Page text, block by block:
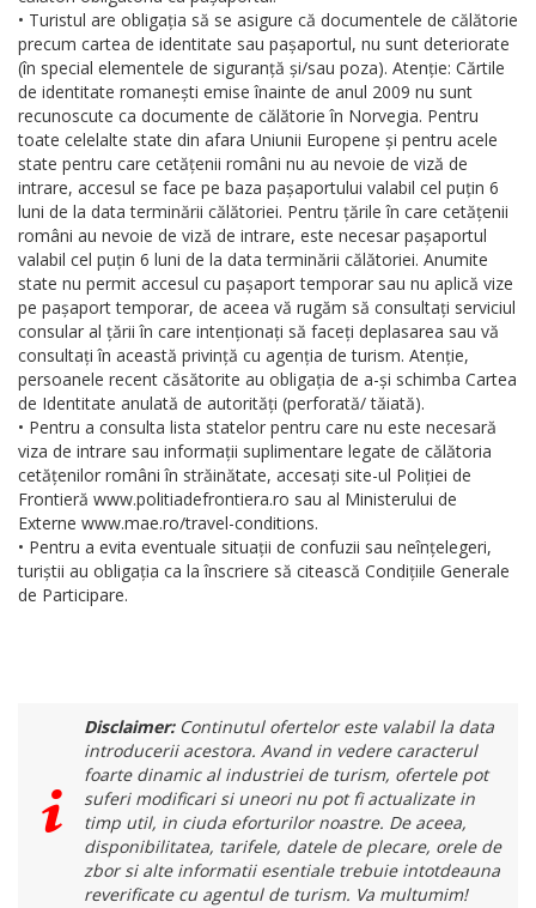
• Turistul are obligația să se asigure că documentele de călătorie
precum cartea de identitate sau pașaportul, nu sunt deteriorate
(în special elementele de siguranță și/sau poza). Atenție: Cărtile
de identitate romanești emise înainte de anul 2009 nu sunt
recunoscute ca documente de călătorie în Norvegia. Pentru
toate celelalte state din afara Uniunii Europene și pentru acele
state pentru care cetățenii români nu au nevoie de viză de
intrare, accesul se face pe baza pașaportului valabil cel puțin 6
luni de la data terminării călătoriei. Pentru țările în care cetățenii
români au nevoie de viză de intrare, este necesar pașaportul
valabil cel puțin 6 luni de la data terminării călătoriei. Anumite
state nu permit accesul cu pașaport temporar sau nu aplică vize
pe pașaport temporar, de aceea vă rugăm să consultați serviciul
consular al țării în care intenționați să faceți deplasarea sau vă
consultați în această privință cu agenția de turism. Atenție,
persoanele recent căsătorite au obligația de a-și schimba Cartea
de Identitate anulată de autorități (perforată/ tăiată).
• Pentru a consulta lista statelor pentru care nu este necesară
viza de intrare sau informații suplimentare legate de călătoria
cetățenilor români în străinătate, accesați site-ul Poliției de
Frontieră www.politiadefrontiera.ro sau al Ministerului de
Externe www.mae.ro/travel-conditions.
• Pentru a evita eventuale situații de confuzii sau neînțelegeri,
turiștii au obligația ca la înscriere să citească Condițiile Generale
de Participare.
Disclaimer:Continutul ofertelor este valabil la data
introducerii acestora. Avand in vedere caracterul
foarte dinamic al industriei de turism, ofertele pot
suferi modificari si uneori nu pot fi actualizate in
timp util, in ciuda eforturilor noastre. De aceea,
disponibilitatea, tarifele, datele de plecare, orele de
zbor si alte informatii esentiale trebuie intotdeauna
reverificate cu agentul de turism. Va multumim!